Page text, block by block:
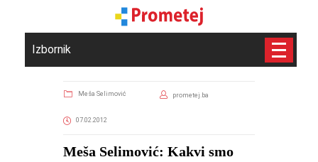
Izbornik
Meša Selimović prometej.ba
07.02.2012
Meša Selimović: Kakvi smo